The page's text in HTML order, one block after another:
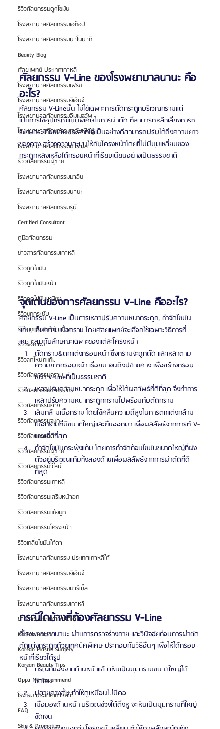
รีวิวศัลยกรรมดูดไขมัน
โรงพยาบาลศัลยกรรมเอท็อป
โรงพยาบาลศัลยกรรมบาโนบากิ
Beauty Blog
ศัลยแพทย์ ประเทศเกาหลี
โรงพยาบาลศัลยกรรมเฟรช
โรงพยาบาลศัลยกรรมจีเอ็นจี
โรงพยาบาลศัลยกรรมอิมเมจอัพ
โรงพยาบาลศัลยกรรมเจดับเบิลยู
โรงพยาบาลศัลยกรรมมาร์เบิ้ล
รีวิวศัลยกรรมผู้ชาย
โรงพยาบาลศัลยกรรมมาอิน
โรงพยาบาลศัลยกรรมนานะ
โรงพยาบาลศัลยกรรมรูบี
Certified Consultant
คู่มือศัลยกรรม
ข่าวสารศัลยกรรมเกาหลี
รีวิวดูดไขมัน
รีวิวดูดไขมันหน้า
รีวิวดูดไขมันเหนียง
รีวิวยกกระชับ
รีวิวยกกระชับหน้าผาก
รีวิวร้อยไหม
รีวิวลดโหนกแก้ม
รีวิวศัลยกรรมกราม
รีวิวศัลยกรรมขากรรไกร
รีวิวศัลยกรรมคาง
รีวิวศัลยกรรมจมูก
รีวิวศัลยกรรมตา
รีวิวศัลยกรรมผู้ชาย
รีวิวศัลยกรรมวีไลน์
รีวิวศัลยกรรมเกาหลี
รีวิวศัลยกรรมเสริมหน้าอก
รีวิวศัลยกรรมแก้จมูก
รีวิวศัลยกรรมโครงหน้า
รีวิวเกลี่ยไขมันใต้ตา
โรงพยาบาลศัลยกรรม ประเทศเกาหลีใต้
โรงพยาบาลศัลยกรรมจีเอ็นจี
โรงพยาบาลศัลยกรรมมาร์เบิ้ล
โรงพยาบาลศัลยกรรมเกาหลี
ข่าวสาร ประเทศเกาหลีใต้
Korean Doctor
Korean Plastic Surgery
Korean Beauty Tips
Oppa Me Recommend
โรงแรม ประเทศเกาหลีใต้
FAQ
Skin & Promotion
ศัลยกรรม V-Line ของโรงพยาบาลนานะ คือ
อะไร?
ศัลยกรรม V-Lineนั้น ไม่ใช่เฉพาะการตัดกระดูกบริเวณกรามแต่
เป็นการใช้อุปกรณ์แบบพิเศษในการผ่าตัด ที่สามารถหลีกเลี่ยงการก
ระทบกระเทือนเส้นประสาทได้เป็นอย่างดีสามารถปรับได้ถึงความยาว
ของคาง สร้างความละมุนให้กับโครงหน้าโดยที่ไม่มีมุมเหลี่ยมของ
กระดูกหลงเหลือได้กรอบหน้าที่เรียบเนียนอย่างเป็นธรรมชาติ
จุดเด่นของการศัลยกรรม V-Line คืออะไร?
ศัลยกรรม V-Line เป็นการเหลาปรับความหนากระดูก, กำจัดไขมัน
แก้ม, เล็มกล้ามเนื้อกราม โดยศัลยแพทย์จะเลือกใช้เฉพาะวิธีการที่
เหมาะสมกับลักษณะเฉพาะของแต่ละโครงหน้า
ตัดกราม&ตกแต่งกรอบหน้า ซึ่งกรามจะถูกตัด และเหลาตาม
ความยาวกรอบหน้า เรื่อยมาจนถึงปลายคาง เพื่อสร้างกรอบ
หน้า V-Lineที่เป็นธรรมชาติ
เหลาปรับความหนากระดูก เพื่อให้ได้ผลลัพธ์ที่ดีที่สุด จึงทำการ
เหลาปรับความหนากระดูกกรามไปพร้อมกับตัดกราม
เล็มกล้ามเนื้อกราม โดยใช้คลื่นความถี่สูงในการตกแต่งกล้าม
เนื้อกรามที่มีขนาดใหญ่และยื่นออกมา เพื่อผลลัพธ์จากการทำV-
Lineที่ดีที่สุด
กำจัดไขมันกระพุ้งแก้ม โดยการกำจัดก้อนไขมันขนาดใหญ่ที่ผัง
ตัวอยู่บริเวณแก้มทั้งสองด้านเพื่อผลลัพธ์จากการผ่าตัดที่ดี
ที่สุด
กรณีใดบ้างที่ต้องศัลยกรรม V-Line
ที่โรงพยาบาลนานะ ผ่านการตรวจร่างกาย และวินิจฉัยก่อนการผ่าตัด
ตัดแต่งกระดูกด้วยเทคนิคพิเศษ ประกอบกับวิธีอื่นๆ เพื่อให้ได้กรอบ
หน้าที่เรียวได้รูป
กรณีที่มองจากด้านหน้าแล้ว เห็นเป็นมุมกรามขนาดใหญ่ได้
ชัดเจน
ปลายคางสั้น ทำให้ดูเหมือนไม่มีคอ
เมื่อมองด้านหน้า บริเวณช่วงใต้ติ่งหู จะเห็นเป็นมุมกรามที่ใหญ่
ชัดเจน